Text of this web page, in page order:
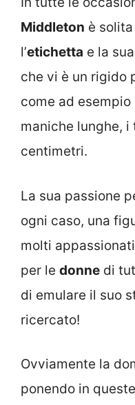
Middleton è
l’etichetta e la
che vi è un rigido
come ad esempio
maniche lunghe,
centimetri.
La sua passione
ogni caso, una
molti
per le donne di
di emulare il suo
ricercato!
Ovviamente la
ponendo in